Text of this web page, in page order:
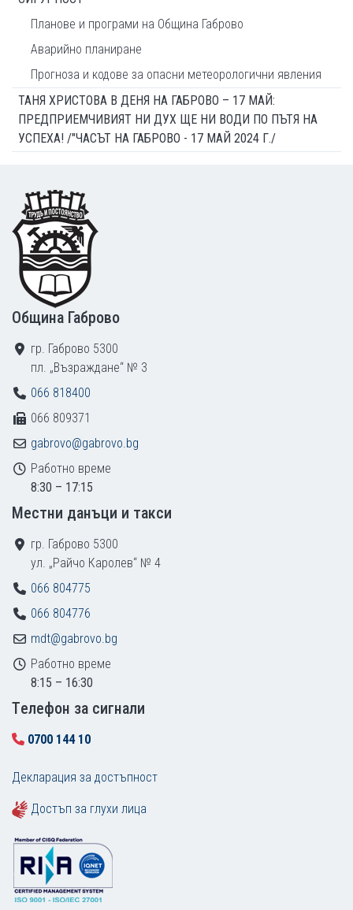
Планове и програми на Община Габрово
Аварийно планиране
Прогноза и кодове за опасни метеорологични явления
ТАНЯ ХРИСТОВА В ДЕНЯ НА ГАБРОВО – 17 МАЙ:
ПРЕДПРИЕМЧИВИЯТ НИ ДУХ ЩЕ НИ ВОДИ ПО ПЪТЯ НА
УСПЕХА! /"ЧАСЪТ НА ГАБРОВО - 17 МАЙ 2024 Г./
Footer
Община Габрово
гр. Габрово 5300
пл. „Възраждане“ № 3
066 818400
066 809371
gabrovo@gabrovo.bg
Работно време
8:30 – 17:15
Местни данъци и такси
гр. Габрово 5300
ул. „Райчо Каролев“ № 4
066 804775
066 804776
mdt@gabrovo.bg
Работно време
8:15 – 16:30
Tелефон за сигнали
0700 144 10
Декларация за достъпност
Достъп за глухи лица